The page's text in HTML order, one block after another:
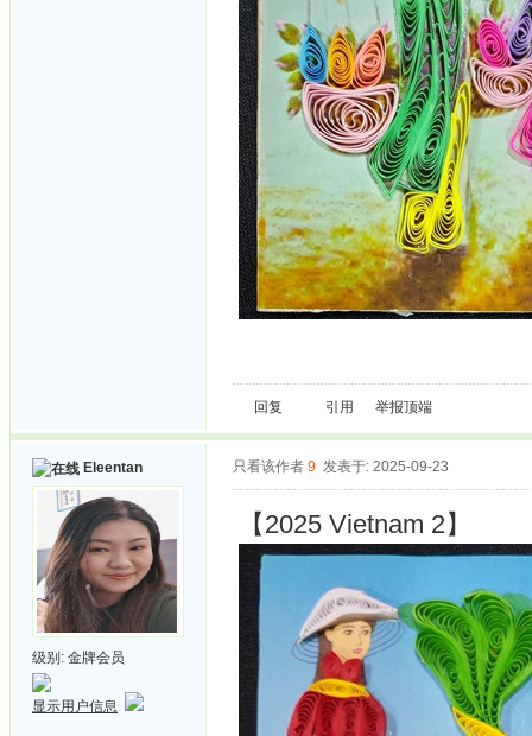
回复 引用 举报顶端
Eleentan
级别: 金牌会员
显示用户信息
只看该作者 9 发表于: 2025-09-23
【2025 Vietnam 2】